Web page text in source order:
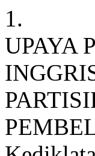
1.
UPAYA